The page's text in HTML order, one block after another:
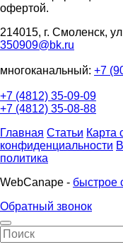
офертой.
214015, г. Смоленск,
350909@bk.ru
многоканальный: +7
+7 (4812) 35-09-09
+7 (4812) 35-08-88
Главная Статьи Карта
конфиденциальности
политика
WebCanape - быстрое
Обратный звонок